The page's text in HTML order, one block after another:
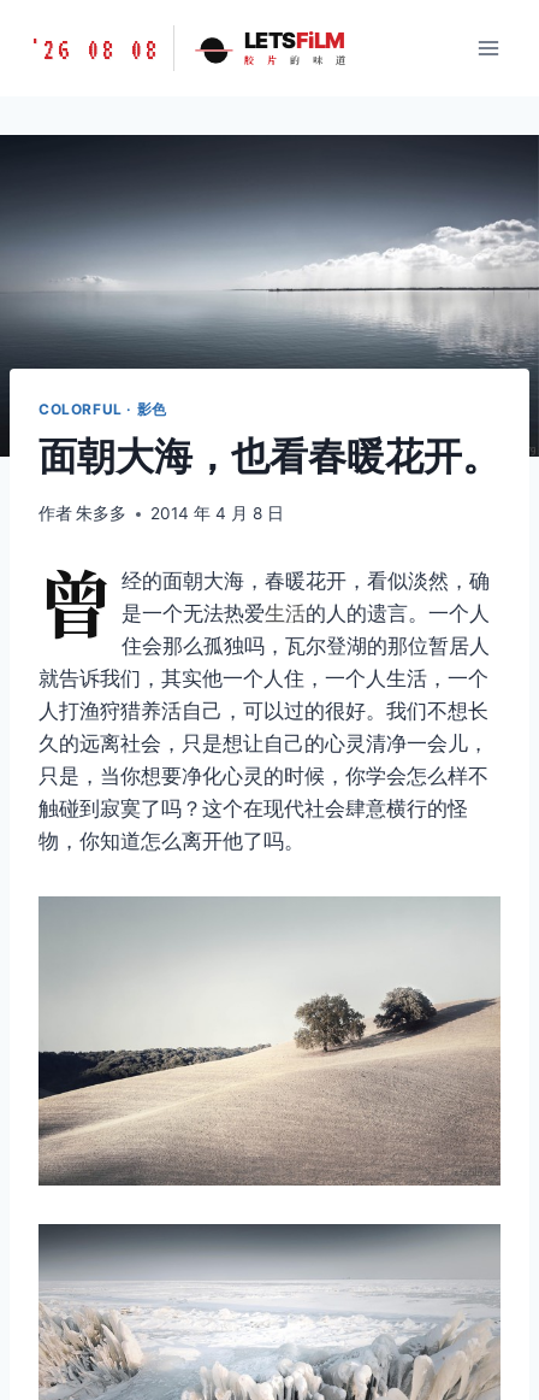
胶
味
'26 08 08 LETSFiLM
胶 片 的 味 道
COLORFUL · 影色
面朝大海，也看春暖花开。
作者朱多多 2014 年 4 月 8 日
曾 经的面朝大海，春暖花开，看似淡然，确
是一个无法热爱生活的人的遗言。一个人
住会那么孤独吗，瓦尔登湖的那位暂居人
就告诉我们，其实他一个人住，一个人生活，一个
人打渔狩猎养活自己，可以过的很好。我们不想长
久的远离社会，只是想让自己的心灵清净一会儿，
只是，当你想要净化心灵的时候，你学会怎么样不
触碰到寂寞了吗？这个在现代社会肆意横行的怪
物，你知道怎么离开他了吗。